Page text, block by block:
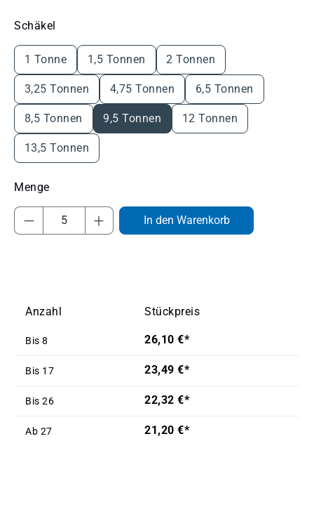
Schäkel
1 Tonne 1,5 Tonnen 2 Tonnen
3,25 Tonnen 4,75 Tonnen 6,5 Tonnen
8,5 Tonnen 9,5 Tonnen 12 Tonnen
13,5 Tonnen
Produkt Anzahl: Gib den gewünschten
In den Warenkorb
Anzahl Stückpreis
Bis 8 26,10 €*
Bis 17 23,49 €*
Bis 26 22,32 €*
Ab 27 21,20 €*